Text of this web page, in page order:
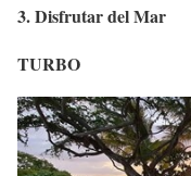
3. Disfrutar del Mar
TURBO